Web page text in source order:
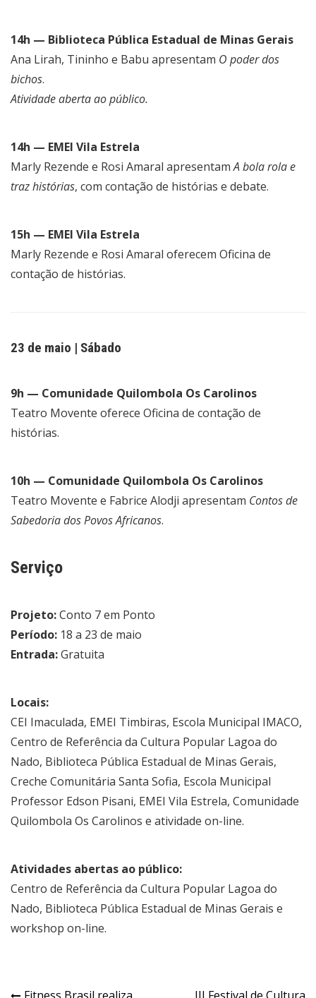
14h — Biblioteca Pública Estadual de Minas Gerais
Ana Lirah, Tininho e Babu apresentam O poder dos
bichos.
Atividade aberta ao público.
14h — EMEI Vila Estrela
Marly Rezende e Rosi Amaral apresentamA bola rola e
traz histórias, com contação de histórias e debate.
15h — EMEI Vila Estrela
Marly Rezende e Rosi Amaral oferecem Oficina de
contação de histórias.
23 de maio | Sábado
9h — Comunidade Quilombola Os Carolinos
Teatro Movente oferece Oficina de contação de
histórias.
10h — Comunidade Quilombola Os Carolinos
Teatro Movente e Fabrice Alodji apresentam Contos de
Sabedoria dos Povos Africanos.
Serviço
Projeto:Conto 7 em Ponto
Período: 18 a 23 de maio
Entrada:Gratuita
Locais:
CEI Imaculada, EMEI Timbiras, Escola Municipal IMACO,
Centro de Referência da Cultura Popular Lagoa do
Nado, Biblioteca Pública Estadual de Minas Gerais,
Creche Comunitária Santa Sofia, Escola Municipal
Professor Edson Pisani, EMEI Vila Estrela, Comunidade
Quilombola Os Carolinos e atividade on-line.
Atividades abertas ao público:
Centro de Referência da Cultura Popular Lagoa do
Nado, Biblioteca Pública Estadual de Minas Gerais e
workshop on-line.